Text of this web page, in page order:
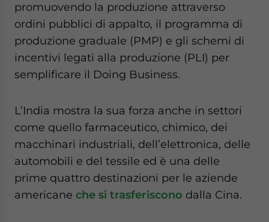
promuovendo la produzione attraverso
ordini pubblici di appalto, il programma di
produzione graduale (PMP) e gli schemi di
incentivi legati alla produzione (PLI) per
semplificare il Doing Business.
L’India mostra la sua forza anche in settori
come quello farmaceutico, chimico, dei
macchinari industriali, dell’elettronica, delle
automobili e del tessile ed è una delle
prime quattro destinazioni per le aziende
americane che si trasferiscono dalla Cina.